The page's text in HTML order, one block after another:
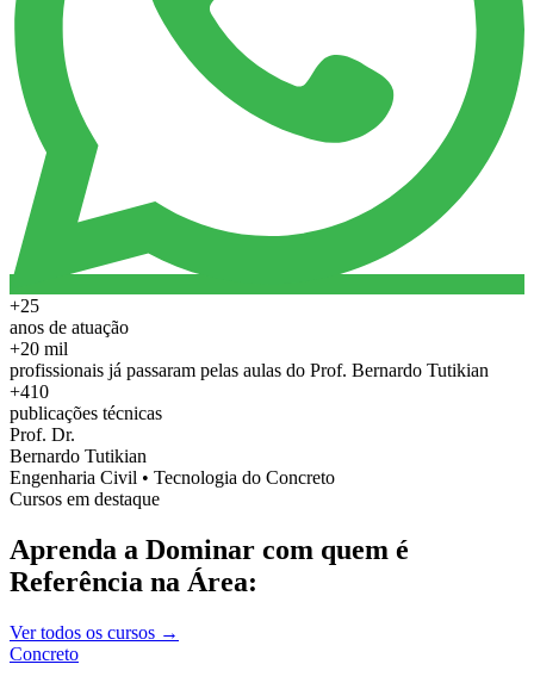
+25
anos de atuação
+20 mil
profissionais já passaram pelas aulas do Prof. Bernardo Tutikian
+410
publicações técnicas
Prof. Dr.
Bernardo Tutikian
Engenharia Civil • Tecnologia do Concreto
Cursos em destaque
Aprenda a Dominar com quem é
Referência na Área:
Ver todos os cursos →
Concreto